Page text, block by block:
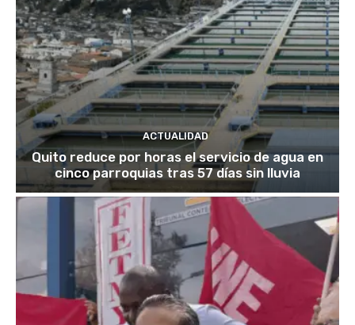
ACTUALIDAD
Quito reduce por horas el servicio de agua en
cinco parroquias tras 57 días sin lluvia